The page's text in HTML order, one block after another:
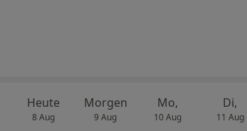
Heute
8 Aug
Morgen
9 Aug
Mo,
10 Aug
Di,
11 Aug